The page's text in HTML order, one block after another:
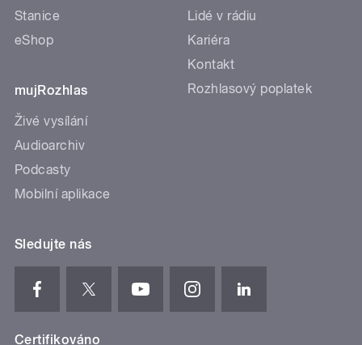
Stanice
eShop
mujRozhlas
Živé vysílání
Audioarchiv
Podcasty
Mobilní aplikace
Lidé v rádiu
Kariéra
Kontakt
Rozhlasový poplatek
Sledujte nás
Certifikováno